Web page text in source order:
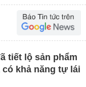
tiết lộ sản phẩm
khả năng tự lái